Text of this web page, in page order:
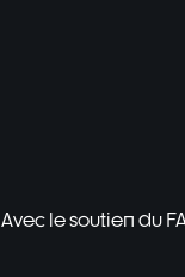
Avec le soutien du